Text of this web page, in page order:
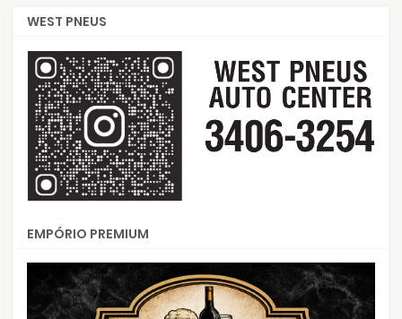
WEST PNEUS
EMPÓRIO PREMIUM